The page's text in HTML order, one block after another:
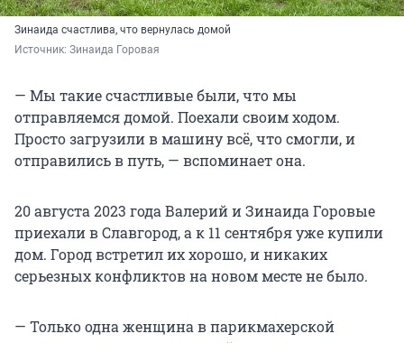
Зинаида счастлива, что вернулась домой
Источник: Зинаида Горовая
— Мы такие счастливые были, что мы
отправляемся домой. Поехали своим ходом.
Просто загрузили в машину всё, что смогли, и
отправились в путь, — вспоминает она.
20 августа 2023 года Валерий и Зинаида Горовые
приехали в Славгород, а к 11 сентября уже купили
дом. Город встретил их хорошо, и никаких
серьезных конфликтов на новом месте не было.
— Только одна женщина в парикмахерской